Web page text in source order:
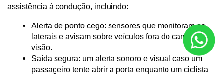
assistência à condução, incluindo:
Alerta de ponto cego: sensores que monitoram as
laterais e avisam sobre veículos fora do campo de
visão.
Saída segura: um alerta sonoro e visual caso um
passageiro tente abrir a porta enquanto um ciclista